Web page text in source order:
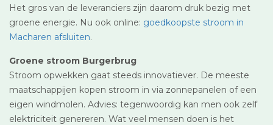
Het gros van de leveranciers zijn daarom druk bezig met
groene energie. Nu ook online: goedkoopste stroom in
Macharen afsluiten.
Groene stroom Burgerbrug
Stroom opwekken gaat steeds innovatiever. De meeste
maatschappijen kopen stroom in via zonnepanelen of een
eigen windmolen. Advies: tegenwoordig kan men ook zelf
elektriciteit genereren. Wat veel mensen doen is het